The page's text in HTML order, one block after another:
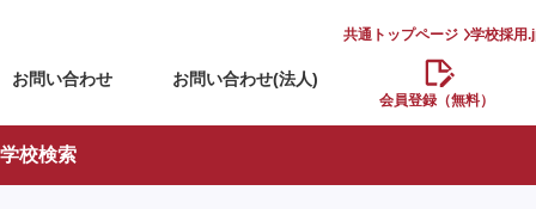
共通トップページ 学校採用
お問い合わせ お問い合わせ(法人)
会員登録（無料）
学校検索